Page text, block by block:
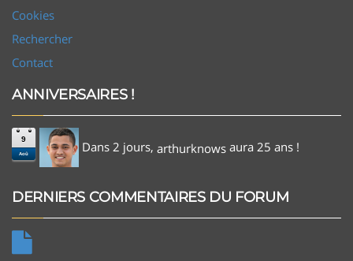
Cookies
Rechercher
Contact
ANNIVERSAIRES !
9
Aoû Dans 2 jours, arthurknows aura 25 ans !
DERNIERS COMMENTAIRES DU FORUM